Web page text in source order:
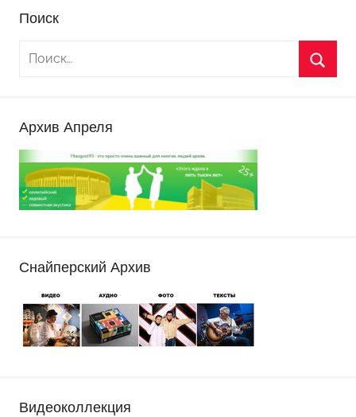
Поиск
Архив Апреля
Снайперский Архив
Видеоколлекция